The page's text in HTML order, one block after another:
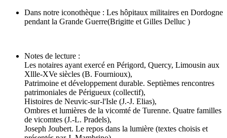
Dans notre iconothèque : Les hôpitaux militaires en Dordogne
pendant la Grande Guerre(Brigitte et Gilles Delluc )
Notes de lecture :
Les notaires ayant exercé en Périgord, Quercy, Limousin aux
Xllle-XVe siècles (B. Fournioux),
Patrimoine et développement durable. Septièmes rencontres
patrimoniales de Périgueux (collectif),
Histoires de Neuvic-sur-l'Isle (J.-J. Elias),
Ombres et lumières de la vicomté de Turenne. Quatre familles
de vicomtes (J.-L. Pradels),
Joseph Joubert. Le repos dans la lumière (textes choisis et